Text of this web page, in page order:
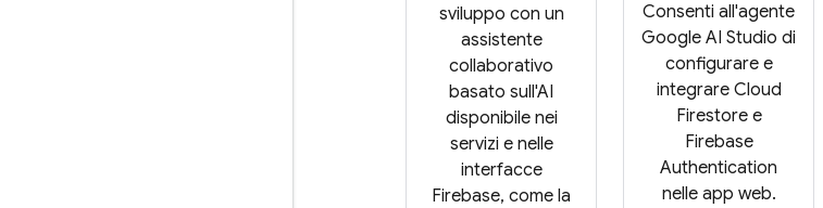
sviluppo con un
assistente
collaborativo
basato sull'AI
disponibile nei
servizi e nelle
interfacce
Firebase, come la
Consenti all'agente
Google AI Studio di
configurare e
integrare Cloud
Firestore e
Firebase
Authentication
nelle app web.